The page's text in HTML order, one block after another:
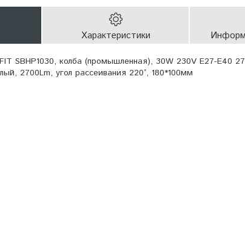
Характеристики
SBHP1030, колба (промышленная), 30W 230V E27-E40
2700Lm, угол рассеивания 220°, 180*100мм